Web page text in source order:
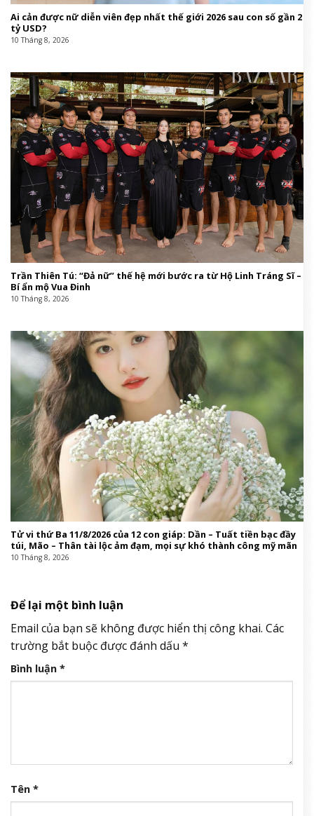
Ai cản được nữ diễn viên đẹp nhất thế giới 2026 sau con số gần 2
tỷ USD?
10 Tháng 8, 2026
Trần Thiên Tú: “Đả nữ” thế hệ mới bước ra từ Hộ Linh Tráng Sĩ –
Bí ẩn mộ Vua Đinh
10 Tháng 8, 2026
Tử vi thứ Ba 11/8/2026 của 12 con giáp: Dần – Tuất tiền bạc đầy
túi, Mão – Thân tài lộc ảm đạm, mọi sự khó thành công mỹ mãn
10 Tháng 8, 2026
Để lại một bình luận
Email của bạn sẽ không được hiển thị công khai. Các
trường bắt buộc được đánh dấu *
Bình luận *
Tên *